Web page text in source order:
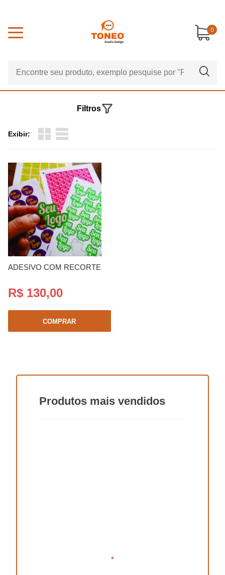
0
Exibir:
Filtros
ADESIVO COM RECORTE
R$ 130,00
COMPRAR
Produtos mais vendidos